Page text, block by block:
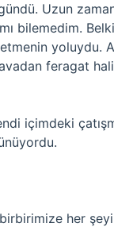
Uzun
bilemedim.
yoluydu.
feragat
içimdeki
her şeyi